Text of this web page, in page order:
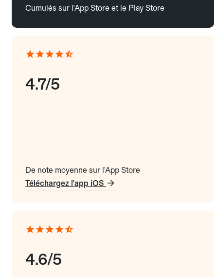
Cumulés sur l'App Store et le Play Store
4.7/5
De note moyenne sur l'App Store
Téléchargez l'app iOS
4.6/5